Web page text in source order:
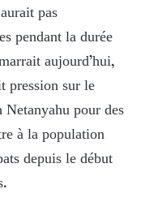
pas
pendant la durée
aujourd’hui,
sur le
pour des
à la population
depuis le début